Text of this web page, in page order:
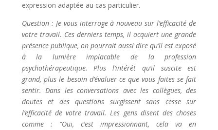
expression adaptée au cas particulier.
Question : Je vous interroge à nouveau sur l’efficacité de
votre travail. Ces derniers temps, il acquiert une grande
présence publique, on pourrait aussi dire qu’il est exposé
à la lumière implacable de la profession
psychothérapeutique. Plus l’intérêt qu’il suscite est
grand, plus le besoin d’évaluer ce que vous faites se fait
sentir. Dans les conversations avec les collègues, des
doutes et des questions surgissent sans cesse sur
l’efficacité de votre travail. Les gens disent des choses
comme : “Oui, c’est impressionnant, cela va en